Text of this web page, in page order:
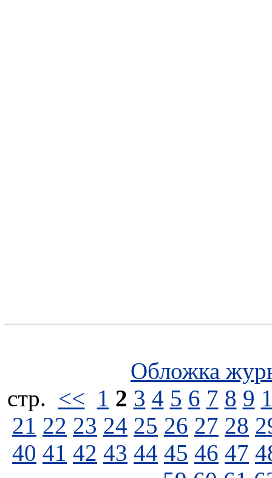
Обложка
стp. << 1 2 3 4 5 6 7 8 9
21 22 23 24 25 26 27 28
40 41 42 43 44 45 46 47